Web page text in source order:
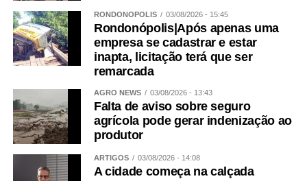
RONDONÓPOLIS 03/08/2026 - 15:45
Rondonópolis|Após apenas uma
empresa se cadastrar e estar
inapta, licitação terá que ser
remarcada
AGRO NEWS 03/08/2026 - 13:43
Falta de aviso sobre seguro
agrícola pode gerar indenização ao
produtor
ARTIGOS 03/08/2026 - 14:08
A cidade começa na calçada